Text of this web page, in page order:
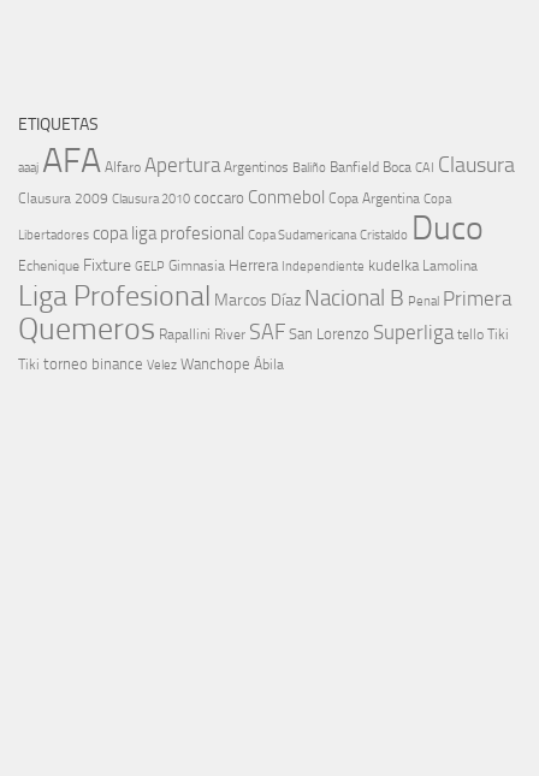
ETIQUETAS
aaaj AFA Alfaro Apertura Argentinos Baliño Banfield Boca CAI Clausura
Clausura 2009 Clausura 2010 coccaro Conmebol Copa Argentina Copa
Libertadores copa liga profesional Copa Sudamericana Cristaldo Duco
Echenique Fixture GELP Gimnasia Herrera Independiente kudelka Lamolina
Liga Profesional Marcos Díaz Nacional B Penal Primera
Quemeros Rapallini River SAF San Lorenzo Superliga tello Tiki
Tiki torneo binance Velez Wanchope Ábila